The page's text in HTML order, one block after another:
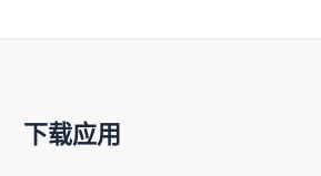
下载应用